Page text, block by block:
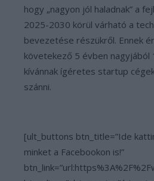
hogy „nagyon jól haladnak” a
2025-2030 körül várható a
bevezetése részükről. Ennek
követekező 5 évben nagyjából
kívánnak ígéretes startup
szánni.
[ult_buttons btn_title=”Ide
minket a Facebookon is!”